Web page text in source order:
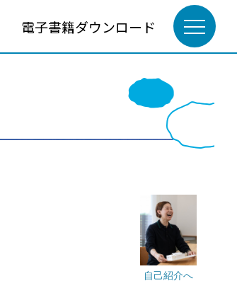
電子書籍ダウンロード
自己紹介へ